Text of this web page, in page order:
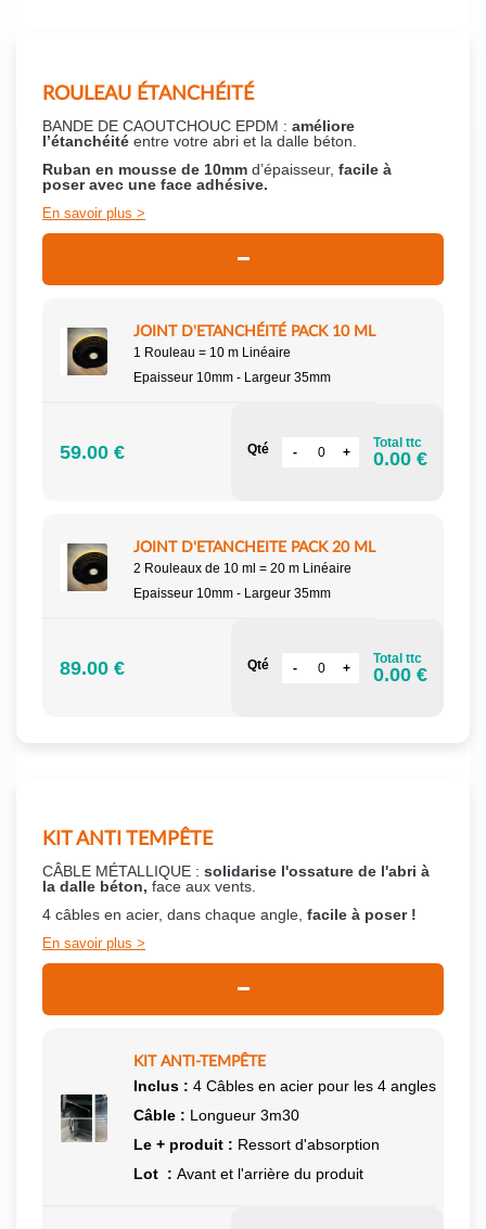
ROULEAU ÉTANCHÉITÉ
BANDE DE CAOUTCHOUC EPDM : améliore
l’étanchéité entre votre abri et la dalle béton.
Ruban en mousse de 10mm d’épaisseur, facile à
poser avec une face adhésive.
En savoir plus
JOINT D'ETANCHÉITÉ PACK 10 ML
1 Rouleau = 10 m Linéaire
Epaisseur 10mm - Largeur 35mm
59.00 € Qté Total ttc
0.00 €
JOINT D'ETANCHEITE PACK 20 ML
2 Rouleaux de 10 ml = 20 m Linéaire
Epaisseur 10mm - Largeur 35mm
89.00 € Qté Total ttc
0.00 €
KIT ANTI TEMPÊTE
CÂBLE MÉTALLIQUE : solidarise l'ossature de l'abri à
la dalle béton, face aux vents.
4 câbles en acier, dans chaque angle, facile à poser !
En savoir plus
KIT ANTI-TEMPÊTE
Inclus : 4 Câbles en acier pour les 4 angles
Câble : Longueur 3m30
Le + produit : Ressort d'absorption
Lot : Avant et l'arrière du produit